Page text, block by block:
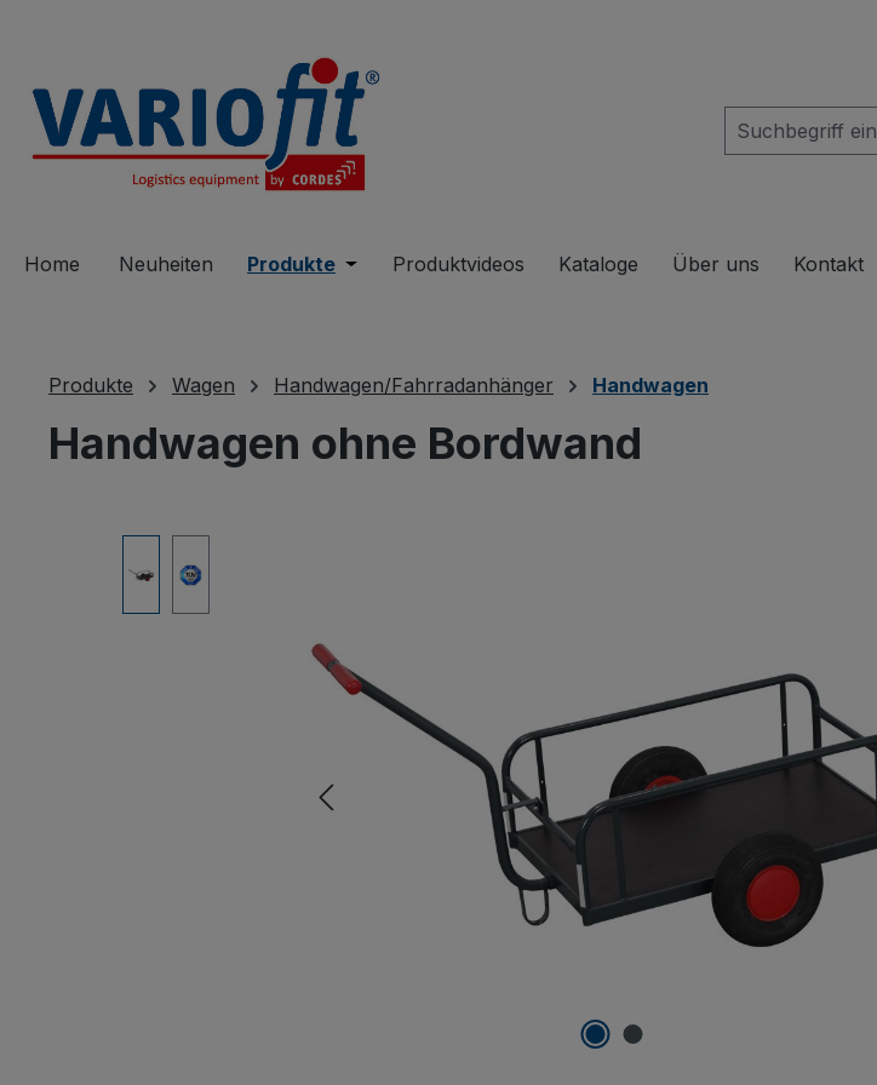
Home Neuheiten Produkte Öffne oder Schließe das Dropdown der Kategorie Produkte
Produktvideos Kataloge Über uns Kontakt
Produkte Wagen Handwagen/Fahrradanhänger Handwagen
Handwagen ohne Bordwand